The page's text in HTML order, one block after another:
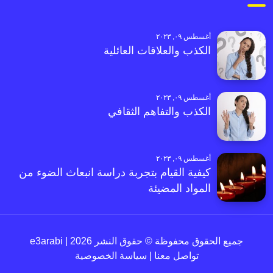
أغسطس ٠٩, ٢٠٢٣
الكذب والعلاقات العائلية
أغسطس ٠٩, ٢٠٢٣
الكذب والتفاهم الثقافي
أغسطس ٠٩, ٢٠٢٣
كيفية القيام بتجربة دراسة انبعاث الضوء من
المواد المضيئة
جميع الحقوق محفوظة © حقوق النشر 2026 | e3arabi
تواصل معنا
سياسة الخصوصية